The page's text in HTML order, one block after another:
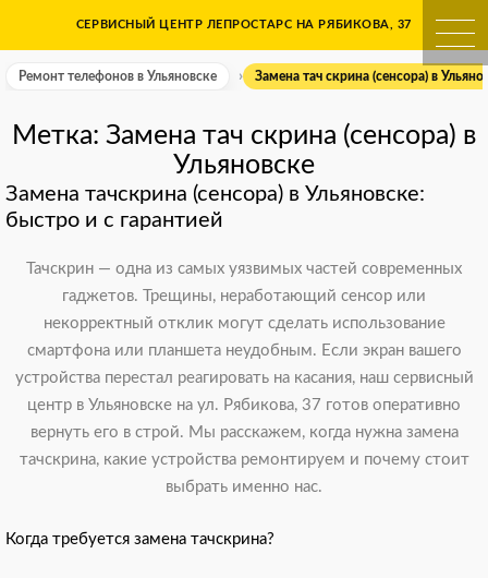
content
Ремонт телефонов в
СЕРВИСНЫЙ ЦЕНТР ЛЕПРОСТАРС НА РЯБИКОВА, 37
Ремонт телефонов в Ульяновске Замена тач скрина (сенсора) в
Метка: Замена тач скрина (сенсора) в
Ульяновске
Замена тачскрина (сенсора) в Ульяновске:
быстро и с гарантией
Тачскрин — одна из самых уязвимых частей современных
гаджетов. Трещины, неработающий сенсор или
некорректный отклик могут сделать использование
смартфона или планшета неудобным. Если экран вашего
устройства перестал реагировать на касания, наш сервисный
центр в Ульяновске на ул. Рябикова, 37 готов оперативно
вернуть его в строй. Мы расскажем, когда нужна замена
тачскрина, какие устройства ремонтируем и почему стоит
выбрать именно нас.
Когда требуется замена тачскрина?